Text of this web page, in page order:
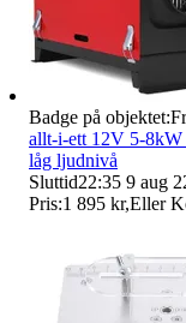
Badge på objektet:
allt-i-ett 12V 5-8kW
låg ljudnivå
Sluttid22:35 9 aug
Pris:1 895 kr,Eller